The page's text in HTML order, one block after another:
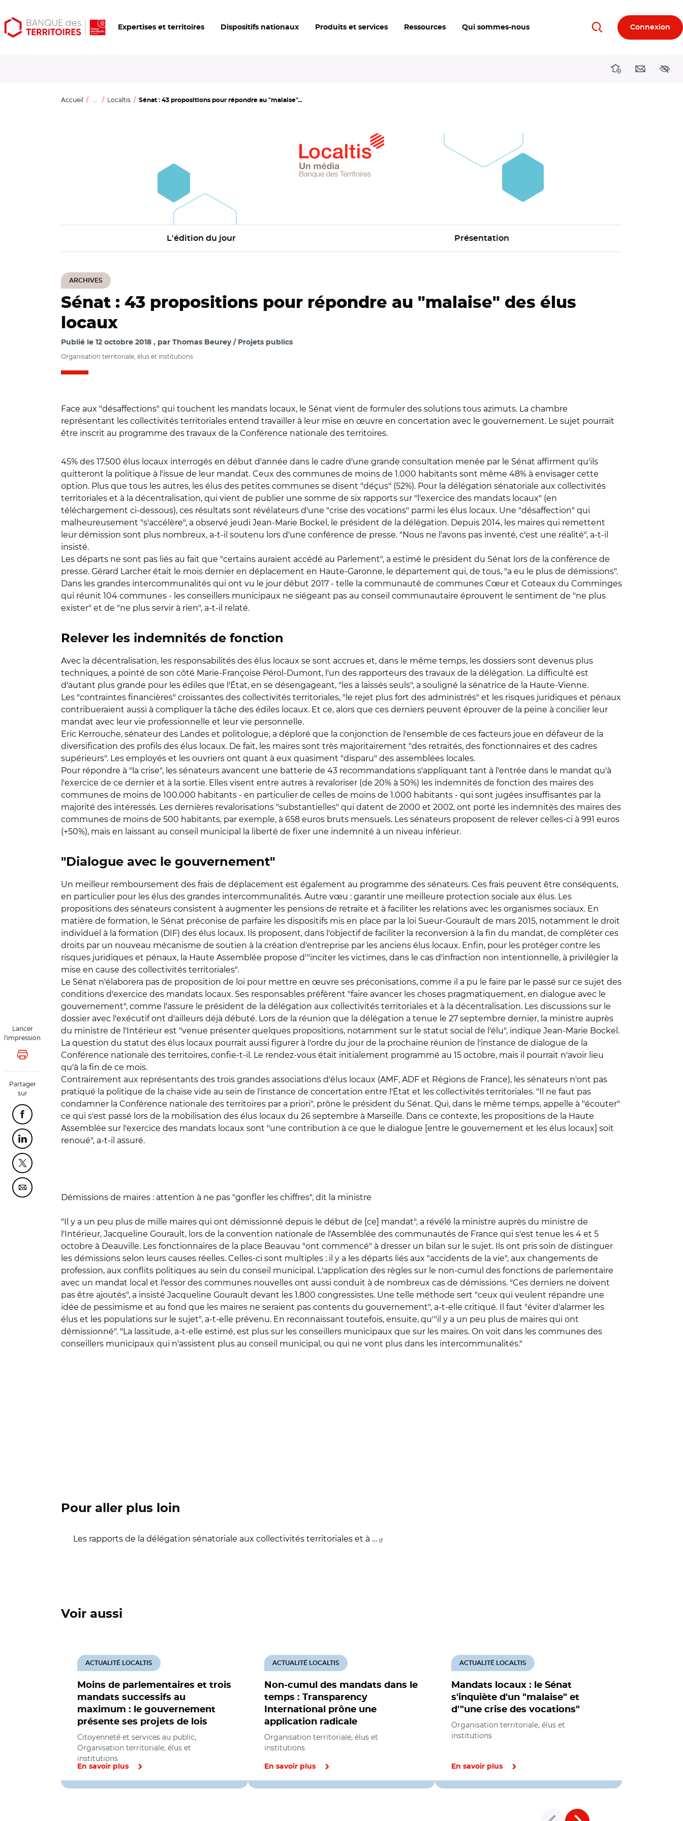
Aller
au
Aller
au
Ouvrir
les
Expertises et territoires Dispositifs nationaux Produits et services Ressources Qui sommes-nous RechercherConnexion
DirectionsContact
Accueil ... Localtis Sénat : 43 propositions pour répondre au "malaise"...
L'édition du jour Présentation
ARCHIVES
Lancer
l'impression
Lancer l'impression
Partager
sur
Partager cette page sur Facebook
Partager cette page sur Linkedin
Partager cette page sur Twitter
Partager cette page sur Courriel
Sénat : 43 propositions pour répondre au "malaise" des élus
locaux
Publié le 12 octobre 2018 par Thomas Beurey / Projets publics
Organisation territoriale, élus et institutions
Face aux "désaffections" qui touchent les mandats locaux, le Sénat vient de formuler des solutions tous azimuts. La chambre
représentant les collectivités territoriales entend travailler à leur mise en œuvre en concertation avec le gouvernement. Le sujet pourrait
être inscrit au programme des travaux de la Conférence nationale des territoires.
45% des 17.500 élus locaux interrogés en début d'année dans le cadre d'une grande consultation menée par le Sénat affirment qu'ils
quitteront la politique à l'issue de leur mandat. Ceux des communes de moins de 1.000 habitants sont même 48% à envisager cette
option. Plus que tous les autres, les élus des petites communes se disent "déçus" (52%). Pour la délégation sénatoriale aux collectivités
territoriales et à la décentralisation, qui vient de publier une somme de six rapports sur "l'exercice des mandats locaux" (en
téléchargement ci-dessous), ces résultats sont révélateurs d'une "crise des vocations" parmi les élus locaux. Une "désaffection" qui
malheureusement "s'accélère", a observé jeudi Jean-Marie Bockel, le président de la délégation. Depuis 2014, les maires qui remettent
leur démission sont plus nombreux, a-t-il soutenu lors d'une conférence de presse. "Nous ne l'avons pas inventé, c'est une réalité", a-t-il
insisté.
Les départs ne sont pas liés au fait que "certains auraient accédé au Parlement", a estimé le président du Sénat lors de la conférence de
presse. Gérard Larcher était le mois dernier en déplacement en Haute-Garonne, le département qui, de tous, "a eu le plus de démissions".
Dans les grandes intercommunalités qui ont vu le jour début 2017 - telle la communauté de communes Cœur et Coteaux du Comminges
qui réunit 104 communes - les conseillers municipaux ne siégeant pas au conseil communautaire éprouvent le sentiment de "ne plus
exister" et de "ne plus servir à rien", a-t-il relaté.
Relever les indemnités de fonction
Avec la décentralisation, les responsabilités des élus locaux se sont accrues et, dans le même temps, les dossiers sont devenus plus
techniques, a pointé de son côté Marie-Françoise Pérol-Dumont, l'un des rapporteurs des travaux de la délégation. La difficulté est
d'autant plus grande pour les édiles que l'État, en se désengageant, "les a laissés seuls", a souligné la sénatrice de la Haute-Vienne.
Les "contraintes financières" croissantes des collectivités territoriales, "le rejet plus fort des administrés" et les risques juridiques et pénaux
contribueraient aussi à compliquer la tâche des édiles locaux. Et ce, alors que ces derniers peuvent éprouver de la peine à concilier leur
mandat avec leur vie professionnelle et leur vie personnelle.
Eric Kerrouche, sénateur des Landes et politologue, a déploré que la conjonction de l'ensemble de ces facteurs joue en défaveur de la
diversification des profils des élus locaux. De fait, les maires sont très majoritairement "des retraités, des fonctionnaires et des cadres
supérieurs". Les employés et les ouvriers ont quant à eux quasiment "disparu" des assemblées locales.
Pour répondre à "la crise", les sénateurs avancent une batterie de 43 recommandations s'appliquant tant à l'entrée dans le mandat qu'à
l'exercice de ce dernier et à la sortie. Elles visent entre autres à revaloriser (de 20% à 50%) les indemnités de fonction des maires des
communes de moins de 100.000 habitants - en particulier de celles de moins de 1.000 habitants - qui sont jugées insuffisantes par la
majorité des intéressés. Les dernières revalorisations "substantielles" qui datent de 2000 et 2002, ont porté les indemnités des maires des
communes de moins de 500 habitants, par exemple, à 658 euros bruts mensuels. Les sénateurs proposent de relever celles-ci à 991 euros
(+50%), mais en laissant au conseil municipal la liberté de fixer une indemnité à un niveau inférieur.
"Dialogue avec le gouvernement"
Un meilleur remboursement des frais de déplacement est également au programme des sénateurs. Ces frais peuvent être conséquents,
en particulier pour les élus des grandes intercommunalités. Autre vœu : garantir une meilleure protection sociale aux élus. Les
propositions des sénateurs consistent à augmenter les pensions de retraite et à faciliter les relations avec les organismes sociaux. En
matière de formation, le Sénat préconise de parfaire les dispositifs mis en place par la loi Sueur-Gourault de mars 2015, notamment le droit
individuel à la formation (DIF) des élus locaux. Ils proposent, dans l'objectif de faciliter la reconversion à la fin du mandat, de compléter ces
droits par un nouveau mécanisme de soutien à la création d'entreprise par les anciens élus locaux. Enfin, pour les protéger contre les
risques juridiques et pénaux, la Haute Assemblée propose d'"inciter les victimes, dans le cas d'infraction non intentionnelle, à privilégier la
mise en cause des collectivités territoriales".
Le Sénat n'élaborera pas de proposition de loi pour mettre en œuvre ses préconisations, comme il a pu le faire par le passé sur ce sujet des
conditions d'exercice des mandats locaux. Ses responsables préfèrent "faire avancer les choses pragmatiquement, en dialogue avec le
gouvernement", comme l'assure le président de la délégation aux collectivités territoriales et à la décentralisation. Les discussions sur le
dossier avec l'exécutif ont d'ailleurs déjà débuté. Lors de la réunion que la délégation a tenue le 27 septembre dernier, la ministre auprès
du ministre de l'Intérieur est "venue présenter quelques propositions, notamment sur le statut social de l'élu", indique Jean-Marie Bockel.
La question du statut des élus locaux pourrait aussi figurer à l'ordre du jour de la prochaine réunion de l'instance de dialogue de la
Conférence nationale des territoires, confie-t-il. Le rendez-vous était initialement programmé au 15 octobre, mais il pourrait n'avoir lieu
qu'à la fin de ce mois.
Contrairement aux représentants des trois grandes associations d'élus locaux (AMF, ADF et Régions de France), les sénateurs n'ont pas
pratiqué la politique de la chaise vide au sein de l'instance de concertation entre l'État et les collectivités territoriales. "Il ne faut pas
condamner la Conférence nationale des territoires par a priori", prône le président du Sénat. Qui, dans le même temps, appelle à "écouter"
ce qui s'est passé lors de la mobilisation des élus locaux du 26 septembre à Marseille. Dans ce contexte, les propositions de la Haute
Assemblée sur l'exercice des mandats locaux sont "une contribution à ce que le dialogue [entre le gouvernement et les élus locaux] soit
renoué", a-t-il assuré.
Démissions de maires : attention à ne pas "gonfler les chiffres", dit la ministre
"Il y a un peu plus de mille maires qui ont démissionné depuis le début de [ce] mandat", a révélé la ministre auprès du ministre de
l'Intérieur, Jacqueline Gourault, lors de la convention nationale de l'Assemblée des communautés de France qui s'est tenue les 4 et 5
octobre à Deauville. Les fonctionnaires de la place Beauvau "ont commencé" à dresser un bilan sur le sujet. Ils ont pris soin de distinguer
les démissions selon leurs causes réelles. Celles-ci sont multiples : il y a les départs liés aux "accidents de la vie", aux changements de
profession, aux conflits politiques au sein du conseil municipal. L'application des règles sur le non-cumul des fonctions de parlementaire
avec un mandat local et l'essor des communes nouvelles ont aussi conduit à de nombreux cas de démissions. "Ces derniers ne doivent
pas être ajoutés", a insisté Jacqueline Gourault devant les 1.800 congressistes. Une telle méthode sert "ceux qui veulent répandre une
idée de pessimisme et au fond que les maires ne seraient pas contents du gouvernement", a-t-elle critiqué. Il faut "éviter d'alarmer les
élus et les populations sur le sujet", a-t-elle prévenu. En reconnaissant toutefois, ensuite, qu'"il y a un peu plus de maires qui ont
démissionné". "La lassitude, a-t-elle estimé, est plus sur les conseillers municipaux que sur les maires. On voit dans les communes des
conseillers municipaux qui n'assistent plus au conseil municipal, ou qui ne vont plus dans les intercommunalités."
Pour aller plus loin
Les rapports de la délégation sénatoriale aux collectivités territoriales et à …
Voir aussi
Moins de parlementaires et trois
mandats successifs au
maximum : le gouvernement
présente ses projets de lois
ACTUALITÉ LOCALTIS
Citoyenneté et services au public,
Organisation territoriale, élus et
institutions
En savoir plus
Non-cumul des mandats dans le
temps : Transparency
International prône une
application radicale
ACTUALITÉ LOCALTIS
Organisation territoriale, élus et
institutions
En savoir plus
Mandats locaux : le Sénat
s'inquiète d'un "malaise" et
d'"une crise des vocations"
ACTUALITÉ LOCALTIS
Organisation territoriale, élus et
institutions
En savoir plus